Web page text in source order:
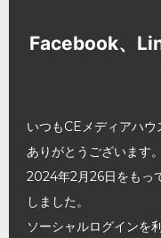
Facebook、
いつもCEメディアハ
ありがとうございます。
2024年2月26日をもっ
しました。
ソーシャルログインを